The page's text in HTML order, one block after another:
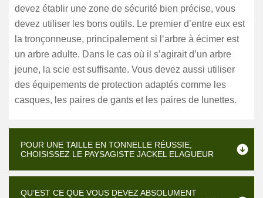
devez établir une zone de sécurité bien précise, vous
devez utiliser les bons outils. Le premier d’entre eux est
la tronçonneuse, principalement si l‘arbre à écimer est
un arbre adulte. Dans le cas où il s’agirait d’un arbre
jeune, la scie est suffisante. Vous devez aussi utiliser
des équipements de protection adaptés comme les
casques, les paires de gants et les paires de lunettes.
POUR UNE TAILLE EN TONNELLE RÉUSSIE,
CHOISISSEZ LE PAYSAGISTE JACKEL ELAGUEUR
QU’EST CE QUE VOUS DEVEZ ABSOLUMENT